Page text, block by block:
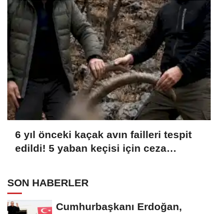
6 yıl önceki kaçak avın failleri tespit
edildi! 5 yaban keçisi için ceza
SON HABERLER
Cumhurbaşkanı Erdoğan,